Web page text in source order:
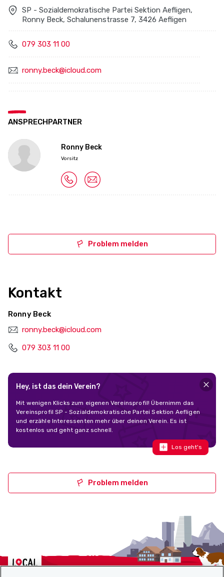
SP - Sozialdemokratische Partei Sektion Aefligen,
Ronny Beck, Schalunenstrasse 7, 3426 Aefligen
079 303 11 00
ronny.beck@icloud.com
ANSPRECHPARTNER
Ronny Beck
Vorsitz
Problem melden
Kontakt
Ronny Beck
ronny.beck@icloud.com
079 303 11 00
Hey, ist das dein Verein?
Mit wenigen Klicks zum eigenen Vereinsprofil! Übernimm das
Vereinsprofil SP - Sozialdemokratische Partei Sektion Aefligen
und erzähle Interessenten mehr über deinen Verein. Es ist
kostenlos und geht ganz schnell.
Los geht's
Problem melden
Localcities